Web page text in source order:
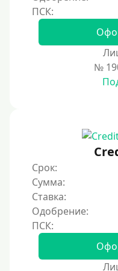
На банковский счет
На карту с нулевым
На дебетовую карту
На кредитную карту
На виртуальную карту
На неименную карту
На именную карту
На зарплатную карту
№
Срок:
Сумма:
Ставка:
Одобрение: